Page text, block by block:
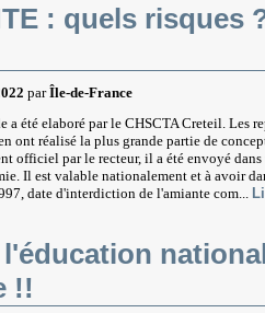
: quels risques
parÎle-de-France
a été elaboré par le CHSCTA Creteil. Les
ont réalisé la plus grande partie de
officiel par le recteur, il a été envoyé dans
Il est valable nationalement et à avoir
date d'interdiction de l'amiante com...
!!